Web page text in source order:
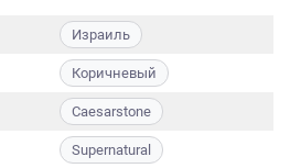
Израиль
Коричневый
Caesarstone
Supernatural